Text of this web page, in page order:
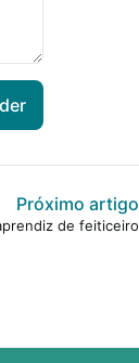
Próximo artigo
de feiticeiro